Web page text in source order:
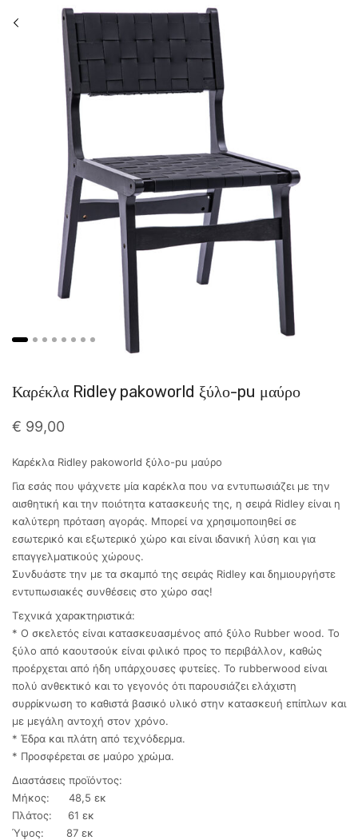
Καρέκλα Ridley pakoworld ξύλο-pu μαύρο
€ 99,00
Καρέκλα Ridley pakoworld ξύλο-pu μαύρο
Για εσάς που ψάχνετε μία καρέκλα που να εντυπωσιάζει με την
αισθητική και την ποιότητα κατασκευής της, η σειρά Ridley είναι η
καλύτερη πρόταση αγοράς. Μπορεί να χρησιμοποιηθεί σε
εσωτερικό και εξωτερικό χώρο και είναι ιδανική λύση και για
επαγγελματικούς χώρους.
Συνδυάστε την με τα σκαμπό της σειράς Ridley και δημιουργήστε
εντυπωσιακές συνθέσεις στο χώρο σας!
Τεχνικά χαρακτηριστικά:
* Ο σκελετός είναι κατασκευασμένος από ξύλο Rubber wood. Το
ξύλο από καουτσούκ είναι φιλικό προς το περιβάλλον, καθώς
προέρχεται από ήδη υπάρχουσες φυτείες. Το rubberwood είναι
πολύ ανθεκτικό και το γεγονός ότι παρουσιάζει ελάχιστη
συρρίκνωση το καθιστά βασικό υλικό στην κατασκευή επίπλων και
με μεγάλη αντοχή στον χρόνο.
* Έδρα και πλάτη από τεχνόδερμα.
* Προσφέρεται σε μαύρο χρώμα.
Διαστάσεις προϊόντος:
Μήκος: 48,5 εκ
Πλάτος: 61 εκ
Ύψος: 87 εκ